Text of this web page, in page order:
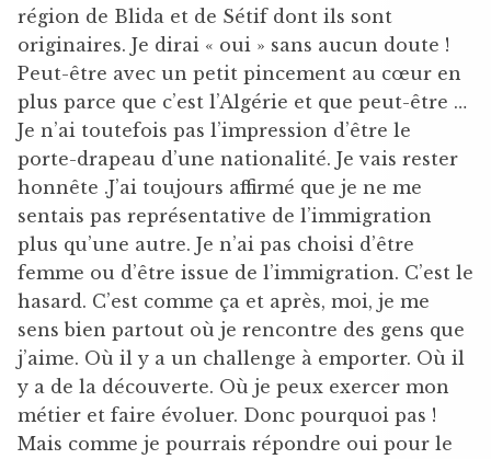
région de Blida et de Sétif dont ils sont
originaires. Je dirai « oui » sans aucun doute !
Peut-être avec un petit pincement au cœur en
plus parce que c’est l’Algérie et que peut-être …
Je n’ai toutefois pas l’impression d’être le
porte-drapeau d’une nationalité. Je vais rester
honnête .J’ai toujours affirmé que je ne me
sentais pas représentative de l’immigration
plus qu’une autre. Je n’ai pas choisi d’être
femme ou d’être issue de l’immigration. C’est le
hasard. C’est comme ça et après, moi, je me
sens bien partout où je rencontre des gens que
j’aime. Où il y a un challenge à emporter. Où il
y a de la découverte. Où je peux exercer mon
métier et faire évoluer. Donc pourquoi pas !
Mais comme je pourrais répondre oui pour le